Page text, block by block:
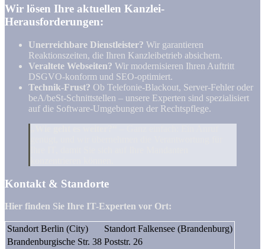
Wir lösen Ihre aktuellen Kanzlei-
Herausforderungen:
Unerreichbare Dienstleister? Wir garantieren
Reaktionszeiten, die Ihren Kanzleibetrieb absichern.
Veraltete Webseiten? Wir modernisieren Ihren Auftritt
DSGVO-konform und SEO-optimiert.
Technik-Frust? Ob Telefonie-Blackout, Server-Fehler oder
beA/beSt-Schnittstellen – unsere Experten sind spezialisiert
auf die Software-Umgebungen der Rechtspflege.
Kontakt & Standorte
Hier finden Sie Ihre IT-Experten vor Ort:
Standort Berlin (City)
Standort Falkensee (Brandenburg)
Brandenburgische Str. 38 Poststr. 26